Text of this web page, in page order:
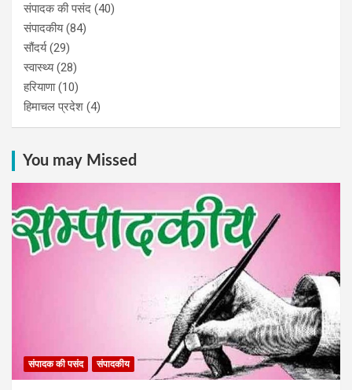
संपादक की पसंद (40)
संपादकीय(84)
सौंदर्य(29)
स्वास्थ्य(28)
हरियाणा(10)
हिमाचल प्रदेश (4)
You may Missed
संपादक की पसंद संपादकीय